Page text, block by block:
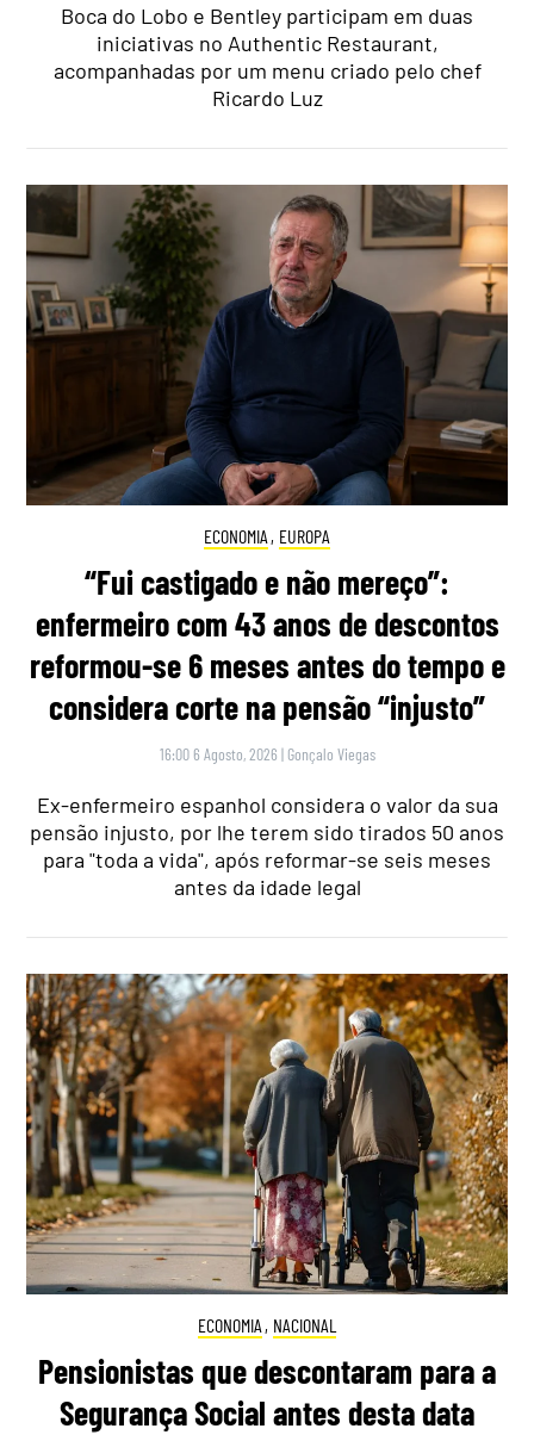
Boca do Lobo e Bentley participam em duas
iniciativas no Authentic Restaurant,
acompanhadas por um menu criado pelo chef
Ricardo Luz
ECONOMIA , EUROPA
“Fui castigado e não mereço”:
enfermeiro com 43 anos de descontos
reformou-se 6 meses antes do tempo e
considera corte na pensão “injusto”
16:00 6 Agosto, 2026 | Gonçalo Viegas
Ex-enfermeiro espanhol considera o valor da sua
pensão injusto, por lhe terem sido tirados 50 anos
para "toda a vida", após reformar-se seis meses
antes da idade legal
ECONOMIA , NACIONAL
Pensionistas que descontaram para a
Segurança Social antes desta data